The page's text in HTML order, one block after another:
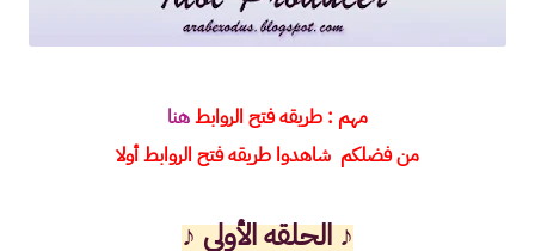
مهم : طريقه فتح الروابطهنا
من فضلكم شاهدوا طريقه فتح الروابط أولا
♪الحلقه الأولى ♪